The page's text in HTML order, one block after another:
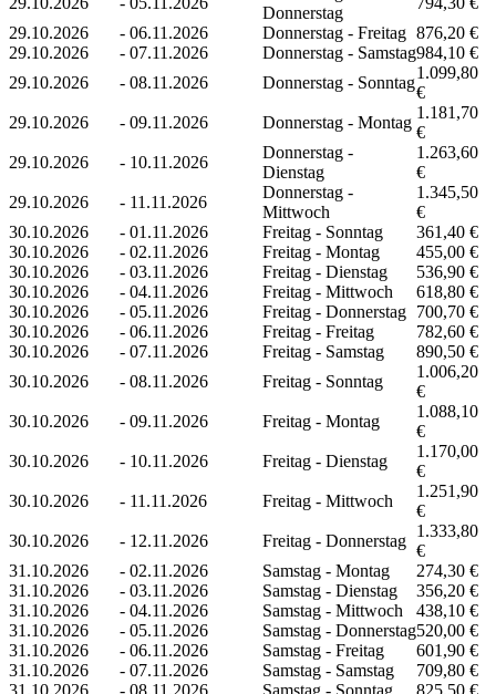
Donnerstag
29.10.2026
- 06.11.2026 Donnerstag - Freitag 876,20 €
29.10.2026
- 07.11.2026 Donnerstag - Samstag984,10 €
29.10.2026
- 08.11.2026 Donnerstag - Sonntag
1.099,80
€
29.10.2026
- 09.11.2026 Donnerstag - Montag
1.181,70
€
29.10.2026
- 10.11.2026
Donnerstag -
Dienstag
1.263,60
€
29.10.2026
- 11.11.2026
Donnerstag -
Mittwoch
1.345,50
€
30.10.2026
- 01.11.2026 Freitag - Sonntag
361,40 €
30.10.2026
- 02.11.2026 Freitag - Montag
455,00 €
30.10.2026
- 03.11.2026 Freitag - Dienstag
536,90 €
30.10.2026
- 04.11.2026 Freitag - Mittwoch
618,80 €
30.10.2026
- 05.11.2026 Freitag - Donnerstag 700,70 €
30.10.2026
- 06.11.2026 Freitag - Freitag
782,60 €
30.10.2026
- 07.11.2026 Freitag - Samstag
890,50 €
30.10.2026
- 08.11.2026 Freitag - Sonntag
1.006,20
€
30.10.2026
- 09.11.2026 Freitag - Montag
1.088,10
€
30.10.2026
- 10.11.2026 Freitag - Dienstag
1.170,00
€
30.10.2026
- 11.11.2026 Freitag - Mittwoch
1.251,90
€
30.10.2026
- 12.11.2026 Freitag - Donnerstag
1.333,80
€
31.10.2026
- 02.11.2026 Samstag - Montag
274,30 €
31.10.2026
- 03.11.2026 Samstag - Dienstag
356,20 €
31.10.2026
- 04.11.2026 Samstag - Mittwoch
438,10 €
31.10.2026
- 05.11.2026 Samstag - Donnerstag520,00 €
31.10.2026
- 06.11.2026 Samstag - Freitag
601,90 €
31.10.2026
- 07.11.2026 Samstag - Samstag
709,80 €
31.10.2026
- 08.11.2026 Samstag - Sonntag
825,50 €